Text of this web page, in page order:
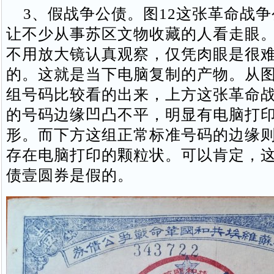
3、假战争公债。图12这张革命战
让不少从事苏区文物收藏的人看走眼
不用放大镜认真观察，仅凭肉眼是很
的。这就是当下电脑复制的产物。从
组号码比较看的出来，上方这张革命
的号码边缘凹凸不平，明显有电脑打
形。而下方这组正常标准号码的边缘
存在电脑打印的颗粒状。可以肯定，
债壹圆券是假的。